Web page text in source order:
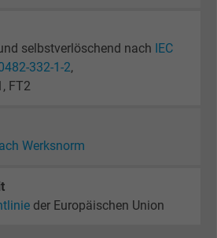
selbstverlöschend nach IEC
332-1-2,
FT2
Werksnorm
der Europäischen Union